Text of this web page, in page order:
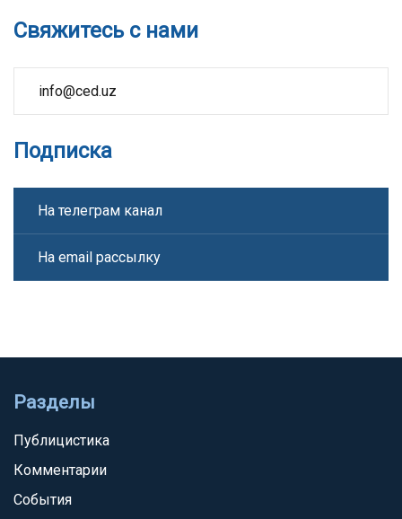
Свяжитесь с нами
info@ced.uz
Подписка
На телеграм канал
На email рассылку
Разделы
Публицистика
Комментарии
События